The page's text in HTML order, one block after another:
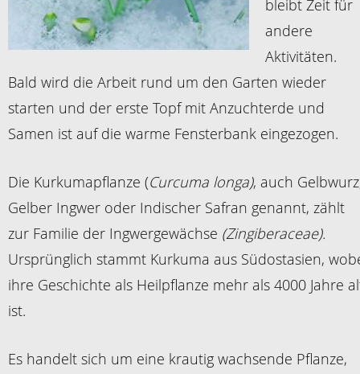
bleibt Zeit für
andere
Aktivitäten.
Bald wird die Arbeit rund um den Garten wieder
starten und der erste Topf mit Anzuchterde und
Samen ist auf die warme Fensterbank eingezogen.
Die Kurkumapflanze (Curcuma longa), auch
Gelber Ingwer oder Indischer Safran genannt, zählt
zur Familie der Ingwergewächse (Zingiberaceae).
Ursprünglich stammt Kurkuma aus Südostasien,
ihre Geschichte als Heilpflanze mehr als 4000 Jahre
ist.
Es handelt sich um eine krautig wachsende Pflanze,